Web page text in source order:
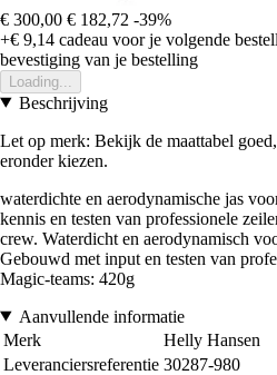
€ 300,00 € 182,72 -39%
+€ 9,14 cadeau voor je volgende
bevestiging van je bestelling
Loading...
Beschrijving
Let op merk: Bekijk de maattabel
eronder kiezen.
waterdichte en aerodynamische jas
kennis en testen van professionele
crew. Waterdicht en aerodynamisch
Gebouwd met input en testen van
Magic-teams: 420g
Aanvullende informatie
Merk
Helly Hansen
Leveranciersreferentie 30287-980